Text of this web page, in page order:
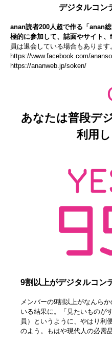
デジタルコン
anan読者200人超で作る「anan
極的に参加して、誌面やサイト
員は退会している場合もあります
https://www.facebook.com/
https://ananweb.jp/soken/
あなたは普段デ
利用
9割以上がデジタルコン
メンバーの9割以上がなんら
いる結果に。「見たいものが
員）というように、やはり利
のよう。もはや現代人の必需